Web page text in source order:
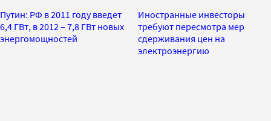
Путин: РФ в 2011 году введет
6,4 ГВт, в 2012 – 7,8 ГВт новых
энергомощностей
Иностранные инвесторы
требуют пересмотра мер
сдерживания цен на
электроэнергию